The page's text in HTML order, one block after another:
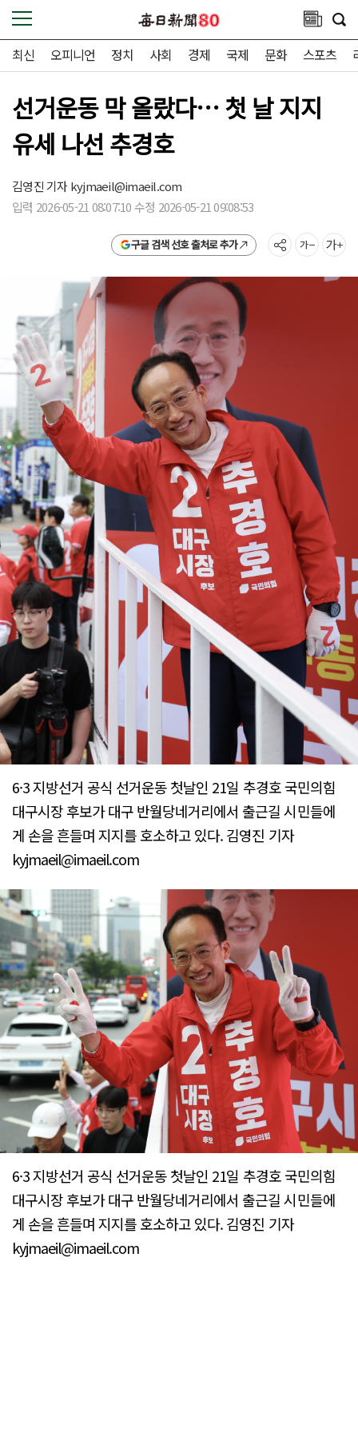
최신 오피니언 정치 사회 경제 국제 문화 스포츠
선거운동 막 올랐다… 첫 날 지지
유세 나선 추경호
김영진 기자kyjmaeil@imaeil.com
입력 2026-05-21 08:07:10 수정 2026-05-21 09:08:53
구글 검색 선호 출처로 추가
6·3 지방선거 공식 선거운동 첫날인 21일 추경호 국민의힘
대구시장 후보가 대구 반월당네거리에서 출근길 시민들에
게 손을 흔들며 지지를 호소하고 있다. 김영진 기자
kyjmaeil@imaeil.com
6·3 지방선거 공식 선거운동 첫날인 21일 추경호 국민의힘
대구시장 후보가 대구 반월당네거리에서 출근길 시민들에
게 손을 흔들며 지지를 호소하고 있다. 김영진 기자
kyjmaeil@imaeil.com